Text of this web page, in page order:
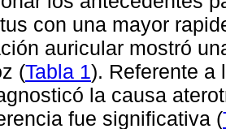
con una mayor
auricular mostró
(Tabla 1). Referente a
la causa
fue significativa (